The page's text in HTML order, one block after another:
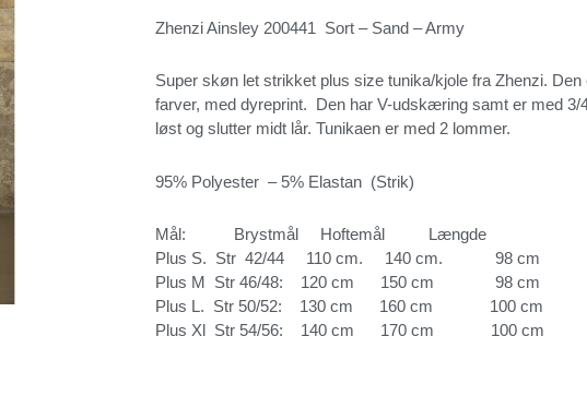
Zhenzi Ainsley 200441 Sort – Sand – Army
Super skøn let strikket plus size tunika/kjole fra Zhenzi. Den
farver, med dyreprint. Den har V-udskæring samt er med
løst og slutter midt lår. Tunikaen er med 2 lommer.
95% Polyester – 5% Elastan (Strik)
Mål: Brystmål Hoftemål Længde
Plus S. Str 42/44 110 cm. 140 cm. 98 cm
Plus M Str 46/48: 120 cm 150 cm 98 cm
Plus L. Str 50/52: 130 cm 160 cm 100 cm
Plus Xl Str 54/56: 140 cm 170 cm 100 cm